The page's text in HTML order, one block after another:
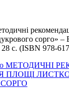
сорго»
с. (ISBN 978-
МЕТОДИЧНІ
ПЛОЩІ